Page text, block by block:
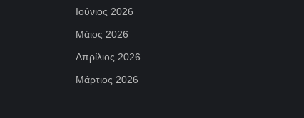
Ιούνιος 2026
Μάιος 2026
Απρίλιος 2026
Μάρτιος 2026